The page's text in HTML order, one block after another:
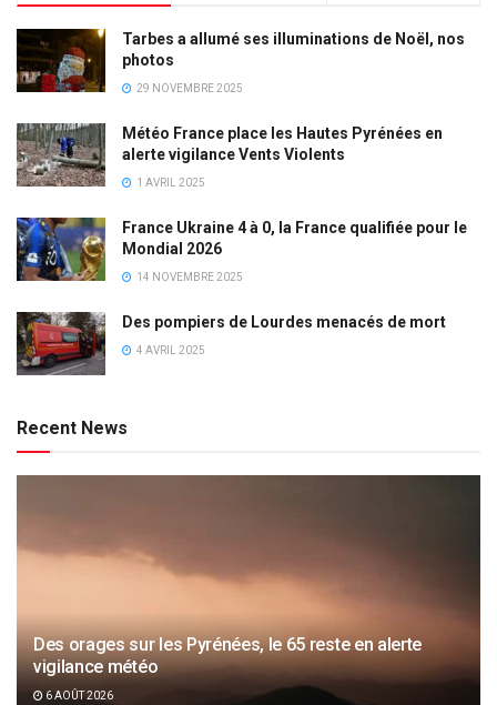
Tarbes a allumé ses illuminations de Noël, nos
photos
29 NOVEMBRE 2025
Météo France place les Hautes Pyrénées en
alerte vigilance Vents Violents
1 AVRIL 2025
France Ukraine 4 à 0, la France qualifiée pour le
Mondial 2026
14 NOVEMBRE 2025
Des pompiers de Lourdes menacés de mort
4 AVRIL 2025
Recent News
Des orages sur les Pyrénées, le 65 reste en alerte
vigilance météo
6 AOÛT 2026